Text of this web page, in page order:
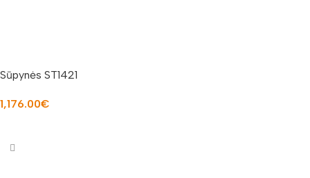
Sūpynės ST1421
1,176.00€